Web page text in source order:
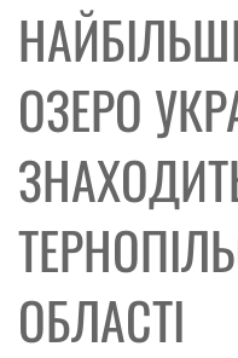
ОЗЕРО
ОБЛАСТІ